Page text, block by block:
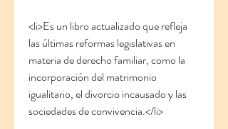
<li>Es un libro actualizado que refleja
las últimas reformas legislativas en
materia de derecho familiar, como la
incorporación del matrimonio
igualitario, el divorcio incausado y las
sociedades de convivencia.</li>